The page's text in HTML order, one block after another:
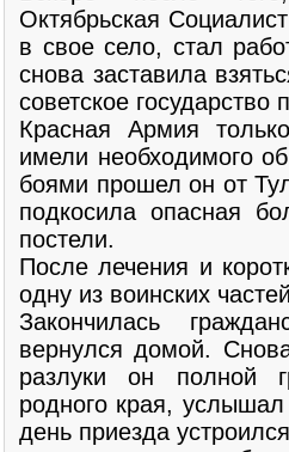
Октябрьская
в свое село, стал
снова заставила
советское
Красная Армия
имели необходимого
боями прошел он от
подкосила опасная
постели.
После лечения и
одну из воинских
Закончилась
вернулся домой.
разлуки он полной
родного края,
день приезда